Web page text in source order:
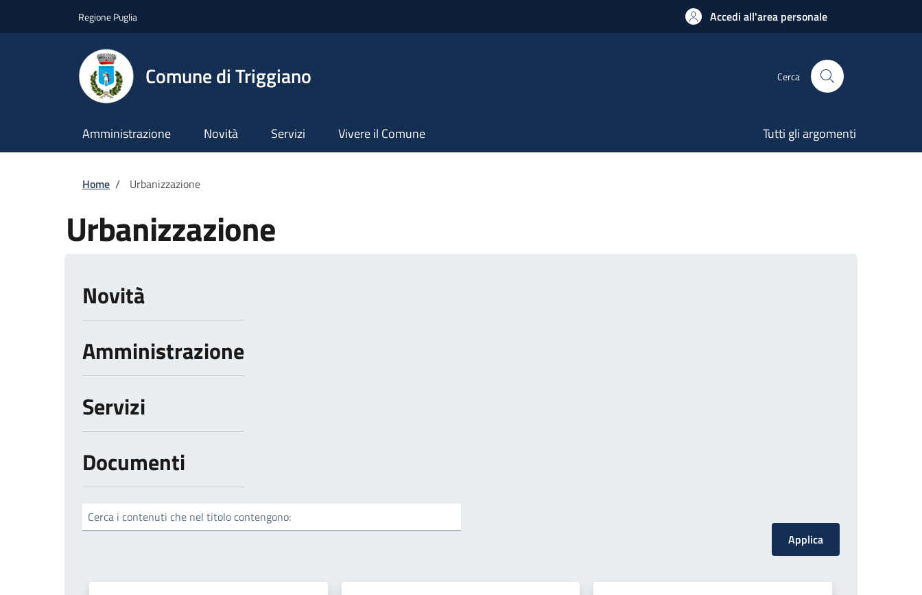
Regione Puglia Accedi all'area personale
Comune di Triggiano Cerca
Amministrazione Novità Servizi Vivere il Comune Tutti gli argomenti
Briciole di pane
Home / Urbanizzazione
Urbanizzazione
Novità
Amministrazione
Servizi
Documenti
Cerca i contenuti che nel titolo contengono: